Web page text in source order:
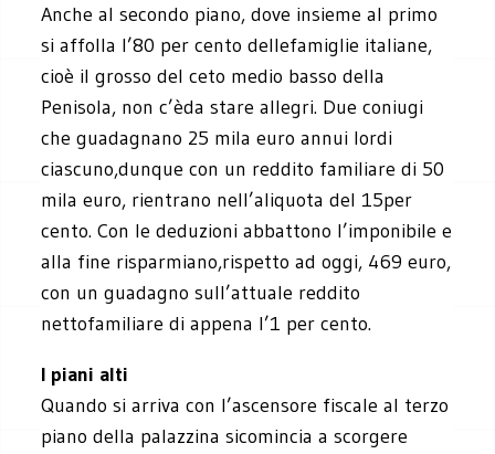
Anche al secondo piano, dove insieme al primo
si affolla l’80 per cento dellefamiglie italiane,
cioè il grosso del ceto medio basso della
Penisola, non c’èda stare allegri. Due coniugi
che guadagnano 25 mila euro annui lordi
ciascuno,dunque con un reddito familiare di 50
mila euro, rientrano nell’aliquota del 15per
cento. Con le deduzioni abbattono l’imponibile e
alla fine risparmiano,rispetto ad oggi, 469 euro,
con un guadagno sull’attuale reddito
nettofamiliare di appena l’1 per cento.
I piani alti
Quando si arriva con l’ascensore fiscale al terzo
piano della palazzina sicomincia a scorgere